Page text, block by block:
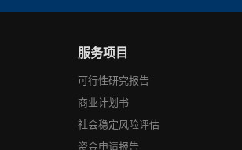
服务项目
可行性研究报告
商业计划书
社会稳定风险评估
资金申请报告